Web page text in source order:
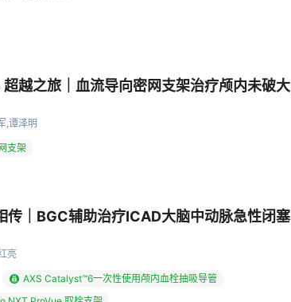
越之旅｜血流导向密网支架治疗颅内未破大
,谭泽明
支架
传｜BGC辅助治疗ICAD大脑中动脉急性闭塞
亮
AXS Catalyst™6一次性使用颅内血栓抽吸导管